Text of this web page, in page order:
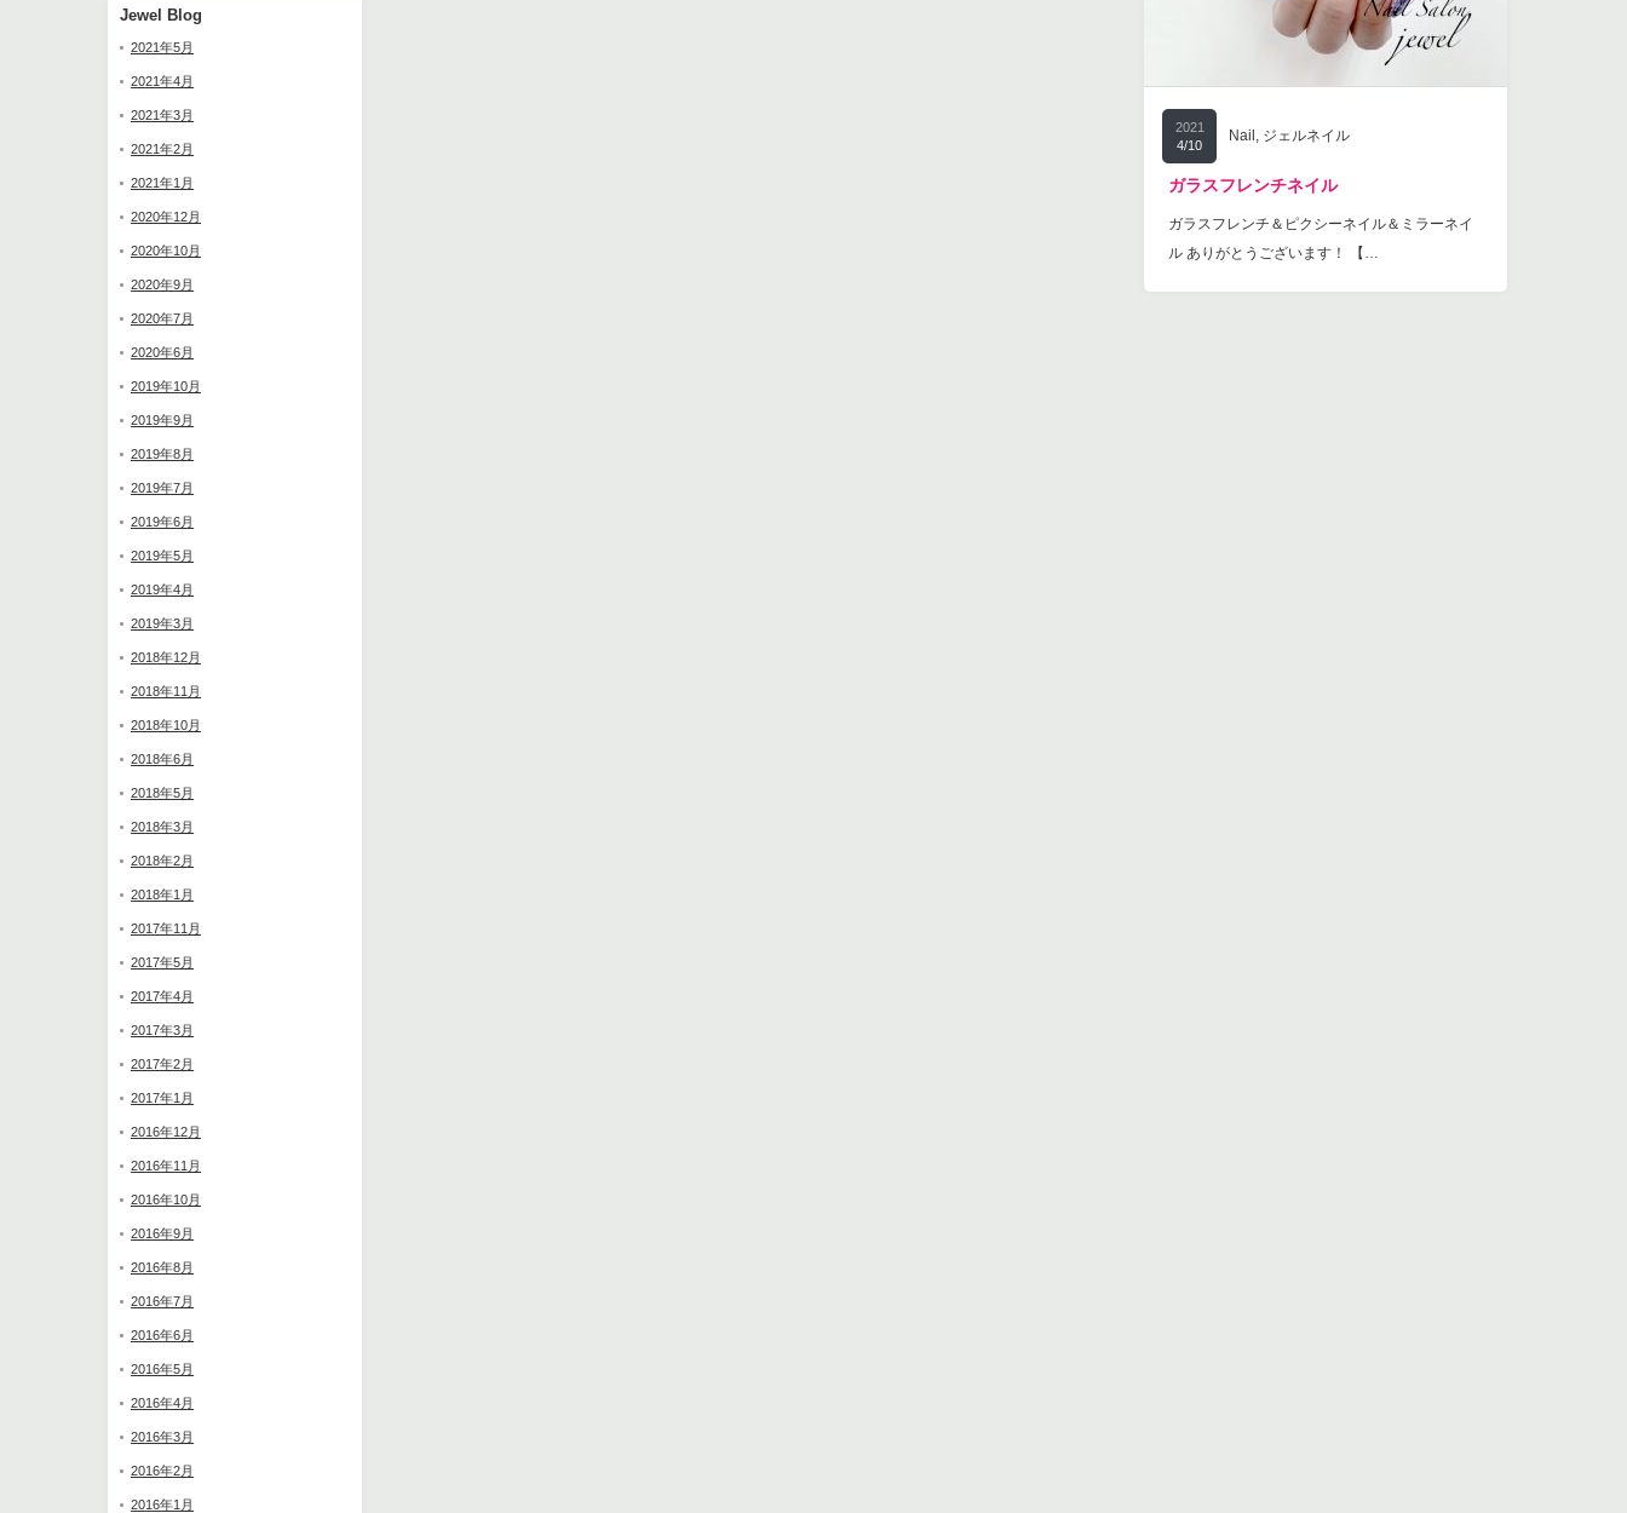
Jewel Blog
2021年5月
2021年4月
2021年3月
2021年2月
2021年1月
2020年12月
2020年10月
2020年9月
2020年7月
2020年6月
2019年10月
2019年9月
2019年8月
2019年7月
2019年6月
2019年5月
2019年4月
2019年3月
2018年12月
2018年11月
2018年10月
2018年6月
2018年5月
2018年3月
2018年2月
2018年1月
2017年11月
2017年5月
2017年4月
2017年3月
2017年2月
2017年1月
2016年12月
2016年11月
2016年10月
2016年9月
2016年8月
2016年7月
2016年6月
2016年5月
2016年4月
2016年3月
2016年2月
2016年1月
2021
4/10
Nail , ジェルネイル
ガラスフレンチネイル
ガラスフレンチ＆ピクシーネイル＆ミラーネイ
ル ありがとうございます！ 【…